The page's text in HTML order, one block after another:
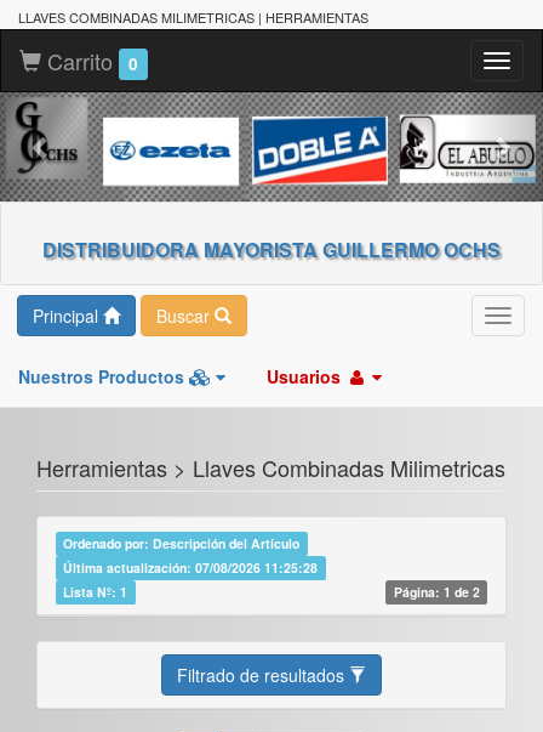
LLAVES COMBINADAS MILIMETRICAS | HERRAMIENTAS
Carrito 0
DISTRIBUIDORA MAYORISTA GUILLERMO OCHS
Principal Buscar
Nuestros Productos Usuarios
Herramientas > Llaves Combinadas Milimetricas
Ordenado por: Descripción del Artículo
Última actualización: 07/08/2026 11:25:28
Lista Nº: 1
Página: 1 de 2
Filtrado de resultados